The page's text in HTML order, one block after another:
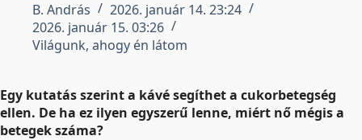
B. András
2026. január 14. 23:24
2026. január 15. 03:26
Világunk, ahogy én látom
Egy kutatás szerint a kávé segíthet a cukorbetegség
ellen. De ha ez ilyen egyszerű lenne, miért nő mégis a
betegek száma?